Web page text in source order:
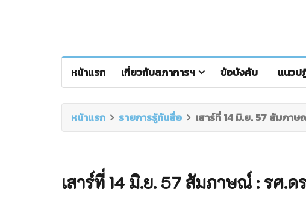
หน้าแรก เกี่ยวกับสภาการฯ ข้อบังคับ แนว
หน้าแรก รายการรู้ทันสื่อ เสาร์ที่ 14 มิ.ย. 57 สัมภา
เสาร์ที่ 14 มิ.ย. 57 สัมภาษณ์ : รศ.